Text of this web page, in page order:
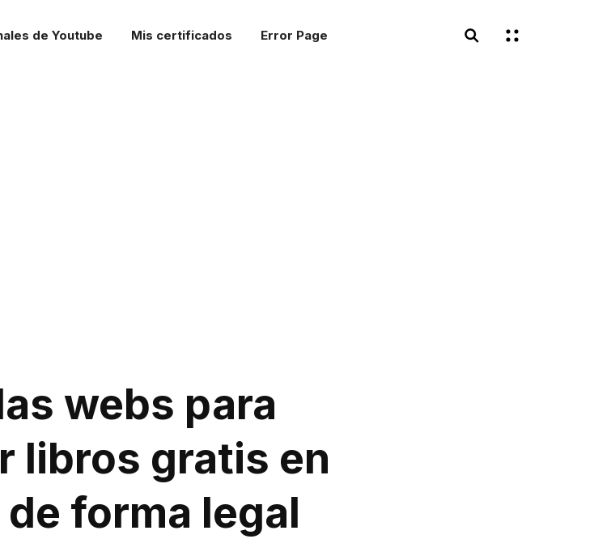
de Youtube Mis certificados Error Page
webs para
libros gratis en
forma legal